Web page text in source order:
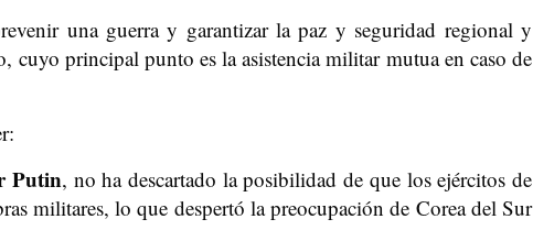
una guerra y garantizar la paz y seguridad regional y
cuyo principal punto es la asistencia militar mutua en caso de
Putin, no ha descartado la posibilidad de que los ejércitos de
militares, lo que despertó la preocupación de Corea del Sur